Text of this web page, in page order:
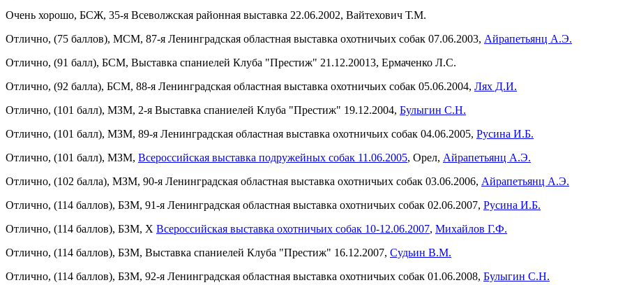
Очень хорошо, БСЖ, 35-я Всеволжская районная выставка 22.06.2002, Вайтехович Т.М.
Отлично, (75 баллов), МСМ, 87-я Ленинградская областная выставка охотничьих собак 07.06.2003, Айрапетьянц А.Э.
Отлично, (91 балл), БСМ, Выставка спаниелей Клуба "Престиж" 21.12.20013, Ермаченко Л.С.
Отлично, (92 балла), БСМ, 88-я Ленинградская областная выставка охотничьих собак 05.06.2004, Лях Д.И.
Отлично, (101 балл), МЗМ, 2-я Выставка спаниелей Клуба "Престиж" 19.12.2004, Булыгин С.Н.
Отлично, (101 балл), МЗМ, 89-я Ленинградская областная выставка охотничьих собак 04.06.2005, Русина И.Б.
Отлично, (101 балл), МЗМ, Всероссийская выставка подружейных собак 11.06.2005, Орел, Айрапетьянц А.Э.
Отлично, (102 балла), МЗМ, 90-я Ленинградская областная выставка охотничьих собак 03.06.2006, Айрапетьянц А.Э.
Отлично, (114 баллов), БЗМ, 91-я Ленинградская областная выставка охотничьих собак 02.06.2007, Русина И.Б.
Отлично, (114 баллов), БЗМ, X Всероссийская выставка охотничьих собак 10-12.06.2007, Михайлов Г.Ф.
Отлично, (114 баллов), БЗМ, Выставка спаниелей Клуба "Престиж" 16.12.2007, Судьин В.М.
Отлично, (114 баллов), БЗМ, 92-я Ленинградская областная выставка охотничьих собак 01.06.2008, Булыгин С.Н.